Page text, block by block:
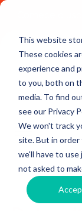
This website
These cookies
experience and
to you, both on
media. To find
see our Privacy
We won't track
site. But in
we'll have to
not asked to